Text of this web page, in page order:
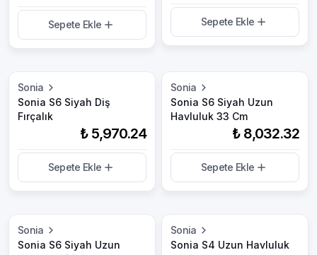
Sepete Ekle Sepete Ekle
Sonia
Sonia S6 Siyah Diş
Fırçalık
₺ 5,970.24
Sepete Ekle
Sonia
Sonia S6 Siyah Uzun
Havluluk 33 Cm
₺ 8,032.32
Sepete Ekle
Sonia
Sonia S6 Siyah Uzun
Sonia
Sonia S4 Uzun Havluluk